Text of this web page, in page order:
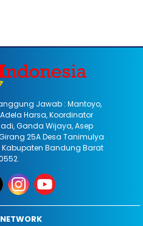
Jawab : Mantoyo,
Harsa, Koordinator
Ganda Wijaya, Asep
25A Desa Tanimulya
Bandung Barat